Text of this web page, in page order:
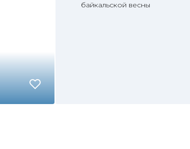
байкальской весны